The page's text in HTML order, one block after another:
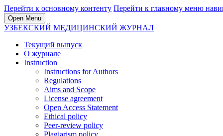
Перейти к основному контенту Перейти к главному меню
Open Menu
УЗБЕКСКИЙ МЕДИЦИНСКИЙ ЖУРНАЛ
Текущий выпуск
О журнале
Instruction
Instructions for Authors
Regulations
Aims and Scope
License agreement
Open Access Statement
Ethical policy
Peer-review policy
Plagiarism policy